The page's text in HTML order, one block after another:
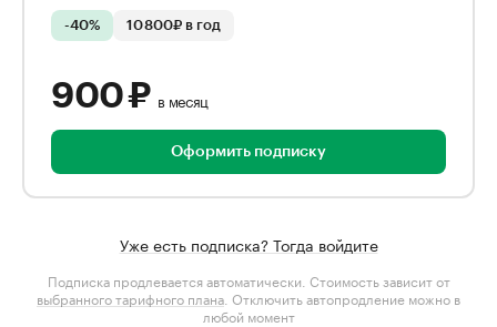
-40% 10 800₽ в год
900 ₽ в месяц
Оформить подписку
Уже есть подписка? Тогда войдите
Подписка продлевается автоматически. Стоимость зависит от
выбранного тарифного плана . Отключить автопродление можно в
любой момент